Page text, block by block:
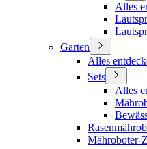
Alles
Garten
Alles
Sets
Alles
Mähroboter-